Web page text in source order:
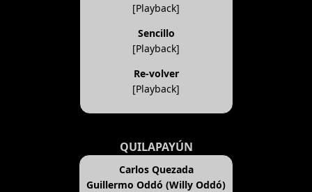
[Playback]
Sencillo
[Playback]
Re-volver
[Playback]
QUILAPAYÚN
Carlos Quezada
Guillermo Oddó (Willy Oddó)